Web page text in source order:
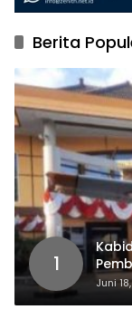
Berita
1
Juni